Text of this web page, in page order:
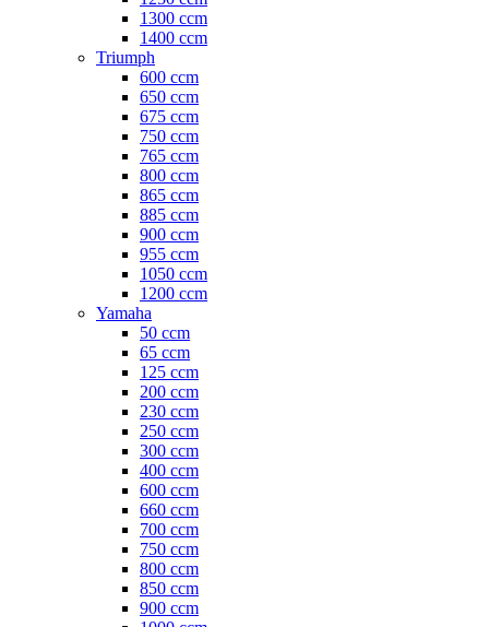
1300 ccm
1400 ccm
Triumph
600 ccm
650 ccm
675 ccm
750 ccm
765 ccm
800 ccm
865 ccm
885 ccm
900 ccm
955 ccm
1050 ccm
1200 ccm
Yamaha
50 ccm
65 ccm
125 ccm
200 ccm
230 ccm
250 ccm
300 ccm
400 ccm
600 ccm
660 ccm
700 ccm
750 ccm
800 ccm
850 ccm
900 ccm